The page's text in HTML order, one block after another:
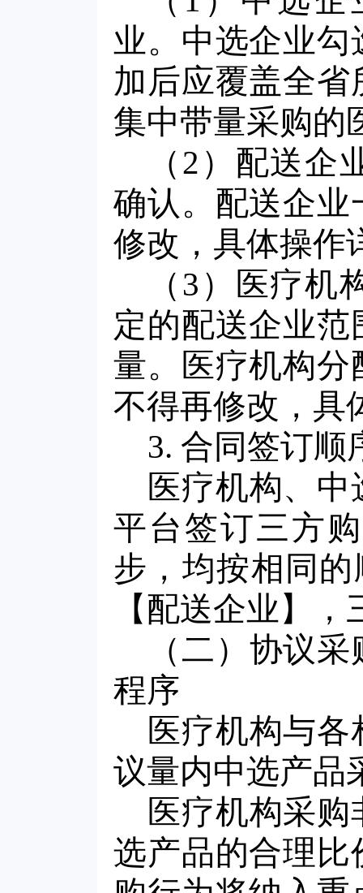
业。中选企业
加后应覆盖全
集中带量采购的
（2）配送
确认。配送企
修改，具体操作
（3）医疗
定的配送企业
量。医疗机构
不得再修改，具
3. 合同签订顺
医疗机构、
平台签订三方
步，均按相同
【配送企业】
（二）协议
程序
医疗机构与
议量内中选产品
医疗机构采
选产品的合理